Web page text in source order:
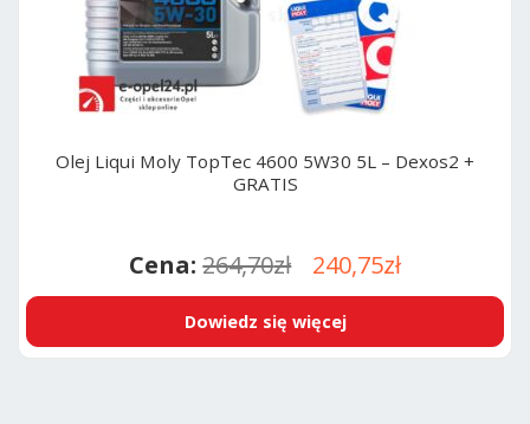
Olej Liqui Moly TopTec 4600 5W30 5L – Dexos2 +
GRATIS
264,70zł
Pierwotna
cena
wynosiła:
240,75złAktualna
cena
wynosi:
Dowiedz się więcej